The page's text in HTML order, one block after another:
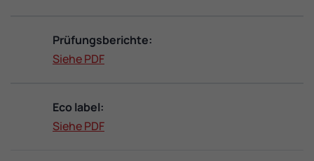
Prüfungsberichte:
Siehe PDF
Eco label:
Siehe PDF